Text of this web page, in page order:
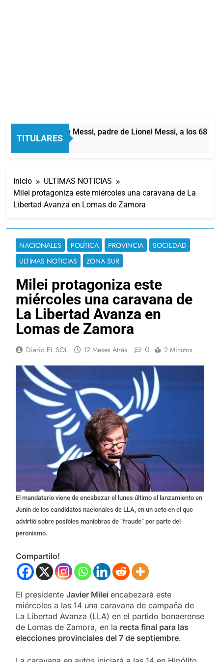
TITULARES
Murió Jorge Messi, padre de Lionel Messi, a los 68 años
2 Horas Atrás
Inicio
ULTIMAS NOTICIAS
Milei protagoniza este miércoles una caravana de La
Libertad Avanza en Lomas de Zamora
NACIONALES POLÍTICA PROVINCIA
SOCIEDAD
ULTIMAS NOTICIAS
ZONA SUR
Milei protagoniza este
miércoles una caravana de
La Libertad Avanza en
Lomas de Zamora
Diario EL SOL 12 Meses Atrás 0 2 Minutos
El mandatario viene de encabezar el lunes último el lanzamiento en
Junín de los candidatos nacionales de LLA, en un acto en el que
advirtió sobre posibles maniobras de “fraude” por parte del
peronismo.
Compartilo!
El presidente Javier Milei encabezará este
miércoles a las 14 una caravana de campaña de
La Libertad Avanza (LLA) en el partido bonaerense
de Lomas de Zamora, en la recta final para las
elecciones provinciales del 7 de septiembre.